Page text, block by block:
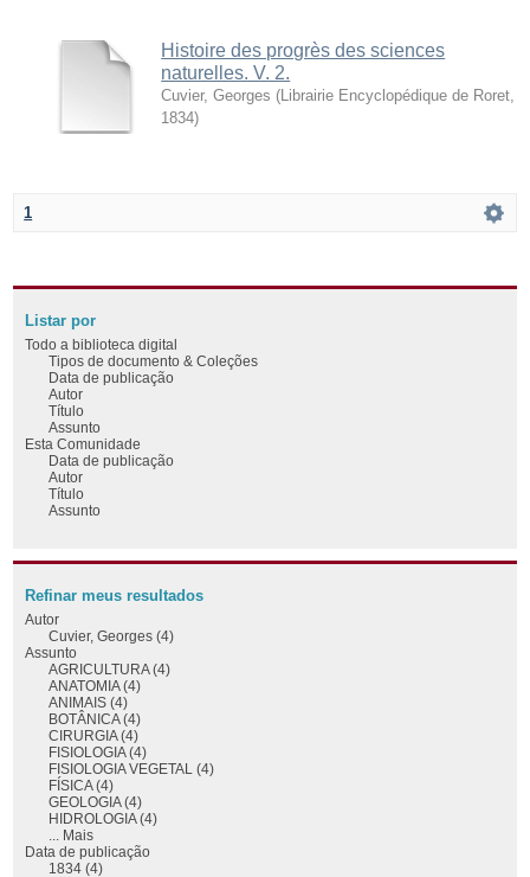
Histoire des progrès des sciences
naturelles. V. 2.
Cuvier, Georges ( Librairie Encyclopédique de Roret
1834)
1
Listar por
Todo a biblioteca digital
Tipos de documento & Coleções
Data de publicação
Autor
Título
Assunto
Esta Comunidade
Data de publicação
Autor
Título
Assunto
Refinar meus resultados
Autor
Cuvier, Georges (4)
Assunto
AGRICULTURA (4)
ANATOMIA (4)
ANIMAIS (4)
BOTÂNICA (4)
CIRURGIA (4)
FISIOLOGIA (4)
FISIOLOGIA VEGETAL (4)
FÍSICA (4)
GEOLOGIA (4)
HIDROLOGIA (4)
... Mais
Data de publicação
1834 (4)